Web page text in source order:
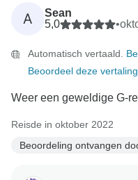
A
Sean
5,0
•
Automatisch vertaald.
Beoordeel deze vertaling
Weer een geweldige G-
Reisde in oktober 2022
Beoordeling ontvangen